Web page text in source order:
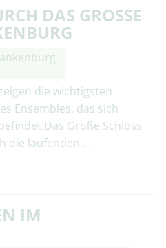
DAS GROSSE S
die wichtigsten
Ensembles, das sich
Große Schloss
die laufenden …
IM